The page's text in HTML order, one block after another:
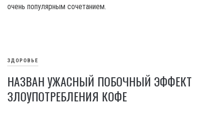
очень популярным сочетанием.
ЗДОРОВЬЕ
НАЗВАН УЖАСНЫЙ ПОБОЧНЫЙ ЭФФЕКТ
ЗЛОУПОТРЕБЛЕНИЯ КОФЕ